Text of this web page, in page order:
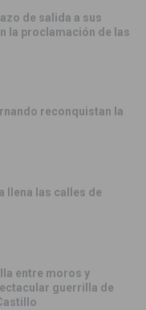
de salida a sus
la proclamación de las
reconquistan la
llena las calles de
entre moros y
guerrilla de